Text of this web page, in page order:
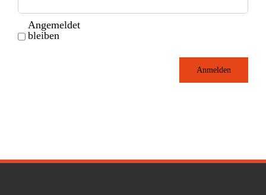
Angemeldet
bleiben
Anmelden